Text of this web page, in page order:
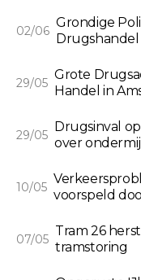
02/06
Grondige
29/05
Grote
Handel in
29/05
Drugsinval
over
10/05 voorspeld
07/05
Tram 26
tramstoring